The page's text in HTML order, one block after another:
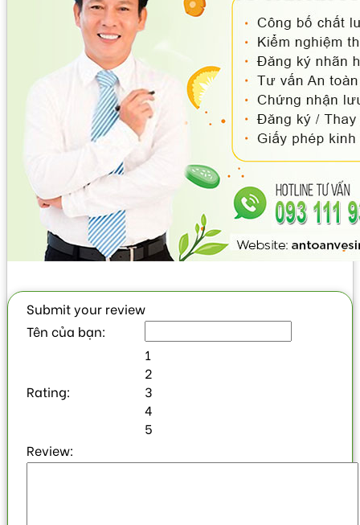
Submit your review
Tên của bạn:
Rating:
1
2
3
4
5
Review: